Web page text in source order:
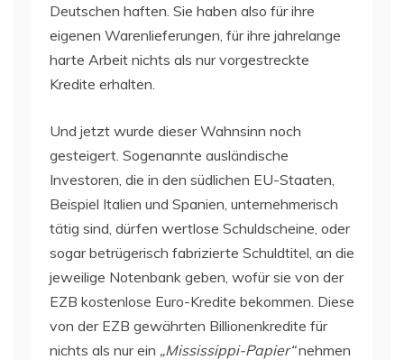
Deutschen haften. Sie haben also für ihre
eigenen Warenlieferungen, für ihre jahrelange
harte Arbeit nichts als nur vorgestreckte
Kredite erhalten.
Und jetzt wurde dieser Wahnsinn noch
gesteigert. Sogenannte ausländische
Investoren, die in den südlichen EU-Staaten,
Beispiel Italien und Spanien, unternehmerisch
tätig sind, dürfen wertlose Schuldscheine, oder
sogar betrügerisch fabrizierte Schuldtitel, an die
jeweilige Notenbank geben, wofür sie von der
EZB kostenlose Euro-Kredite bekommen. Diese
von der EZB gewährten Billionenkredite für
nichts als nur ein „Mississippi-Papier“nehmen